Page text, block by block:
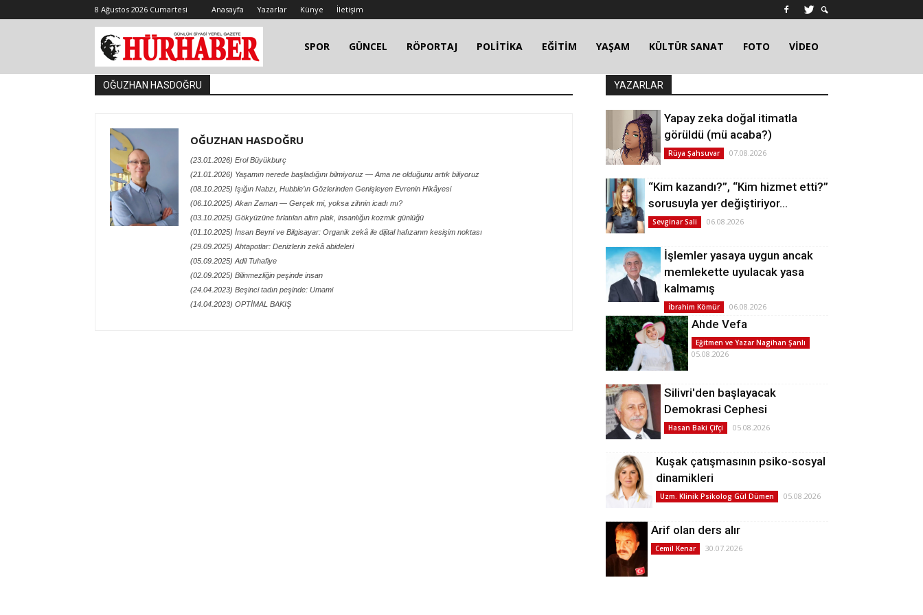
8 Ağustos 2026 Cumartesi Anasayfa Yazarlar Künye İletişim
SPOR GÜNCEL RÖPORTAJ POLİTİKA EĞİTİM YAŞAM KÜLTÜR SANAT FOTO VİDEO
OĞUZHAN HASDOĞRU
OĞUZHAN HASDOĞRU
(23.01.2026) Erol Büyükburç
(21.01.2026) Yaşamın nerede başladığını bilmiyoruz — Ama ne olduğunu artık biliyoruz
(08.10.2025) Işığın Nabzı, Hubble’ın Gözlerinden Genişleyen Evrenin Hikâyesi
(06.10.2025) Akan Zaman — Gerçek mi, yoksa zihnin icadı mı?
(03.10.2025) Gökyüzüne fırlatılan altın plak, insanlığın kozmik günlüğü
(01.10.2025) İnsan Beyni ve Bilgisayar: Organik zekâ ile dijital hafızanın kesişim noktası
(29.09.2025) Ahtapotlar: Denizlerin zekâ abideleri
(05.09.2025) Adil Tuhafiye
(02.09.2025) Bilinmezliğin peşinde insan
(24.04.2023) Beşinci tadın peşinde: Umami
(14.04.2023) OPTİMAL BAKIŞ
YAZARLAR
Yapay zeka doğal itimatla
görüldü (mü acaba?)
Rüya Şahsuvar 07.08.2026
“Kim kazandı?”, “Kim hizmet etti?”
sorusuyla yer değiştiriyor…
Sevginar Sali 06.08.2026
İşlemler yasaya uygun ancak
memlekette uyulacak yasa
kalmamış
İbrahim Kömür 06.08.2026
Ahde Vefa
Eğitmen ve Yazar Nagihan Şanlı
05.08.2026
Silivri'den başlayacak
Demokrasi Cephesi
Hasan Baki Çifçi 05.08.2026
Kuşak çatışmasının psiko-sosyal
dinamikleri
Uzm. Klinik Psikolog Gül Dümen 05.08.2026
Arif olan ders alır
Cemil Kenar 30.07.2026